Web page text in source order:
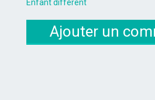
Enfant différent
Ajouter un